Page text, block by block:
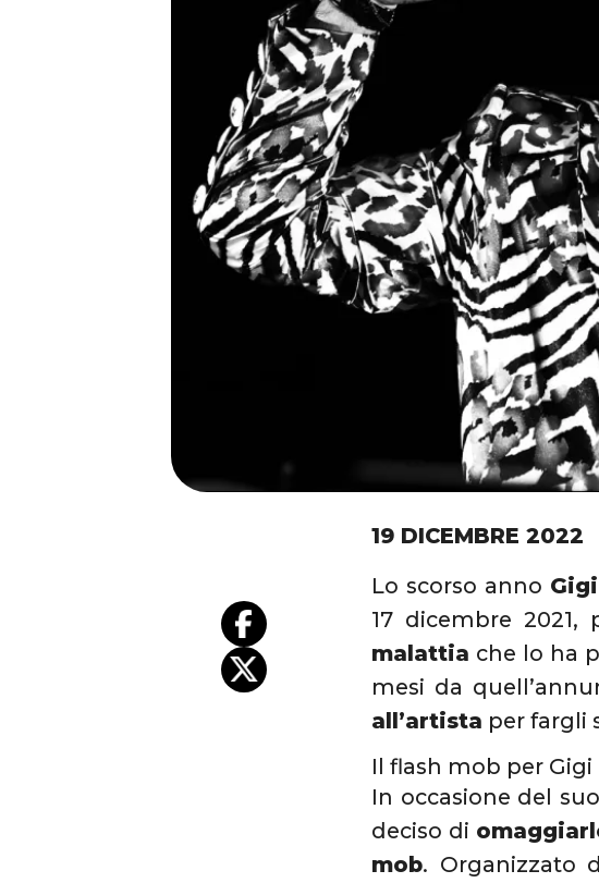
19 DICEMBRE 2022
Lo scorso anno
17 dicembre
malattia che lo ha
mesi da
all’artista per fargli
Il flash mob per Gigi
In occasione del
deciso di
mob. Organizzato